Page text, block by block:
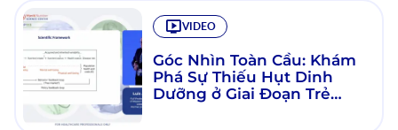
VIDEO
Góc Nhìn Toàn Cầu: Khám
Phá Sự Thiếu Hụt Dinh
Dưỡng ở Giai Đoạn Trẻ